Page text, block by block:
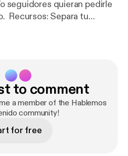
seguidores quieran pedirle
post/c
con-el-método-80-20]
accesar estos
] 🚀 Servicios [
to comment
a member of the Hablemos
community!
for free